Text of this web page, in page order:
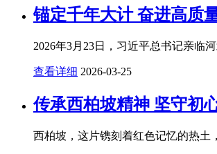
锚定千年大计 奋进高质
2026年3月23日，习近平总书记亲临
查看详细 2026-03-25
传承西柏坡精神 坚守初
西柏坡，这片镌刻着红色记忆的热土